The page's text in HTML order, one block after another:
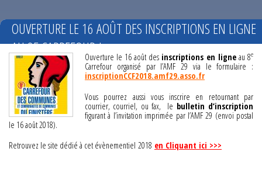
OUVERTURE LE 16 AOÛT DES INSCRIPTIONS EN LIGNE
AU 8E CARREFOUR !
Ouverture le 16 août desinscriptions en ligne au 8e
Carrefour organisé par l’AMF 29 via le formulaire :
inscriptionCCF2018.amf29.asso.fr
Vous pourrez aussi vous inscrire en retournant par
courrier, courriel, ou fax, le bulletin d’inscription
figurant à l’invitation imprimée par l’AMF 29 (envoi postal
le 16 août 2018).
Retrouvez le site dédié à cet évènementiel 2018 en Cliquant ici >>>